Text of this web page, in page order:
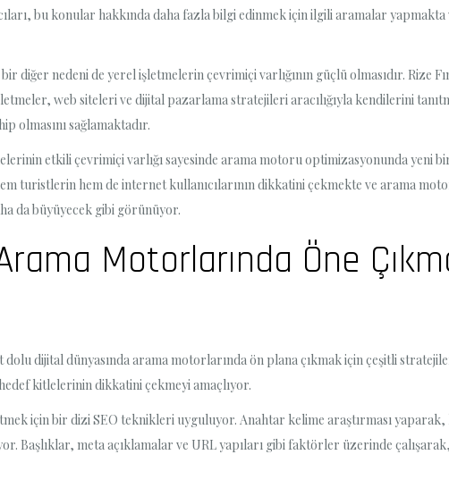
bu konular hakkında daha fazla bilgi edinmek için ilgili aramalar yapmakta
diğer nedeni de yerel işletmelerin çevrimiçi varlığının güçlü olmasıdır. Rize
web siteleri ve dijital pazarlama stratejileri aracılığıyla kendilerini
olmasını sağlamaktadır.
etkili çevrimiçi varlığı sayesinde arama motoru optimizasyonunda yeni
turistlerin hem de internet kullanıcılarının dikkatini çekmekte ve arama
da büyüyecek gibi görünüyor.
Motorlarında Öne
dijital dünyasında arama motorlarında ön plana çıkmak için çeşitli
kitlelerinin dikkatini çekmeyi amaçlıyor.
için bir dizi SEO teknikleri uyguluyor. Anahtar kelime araştırması
meta açıklamalar ve URL yapıları gibi faktörler üzerinde